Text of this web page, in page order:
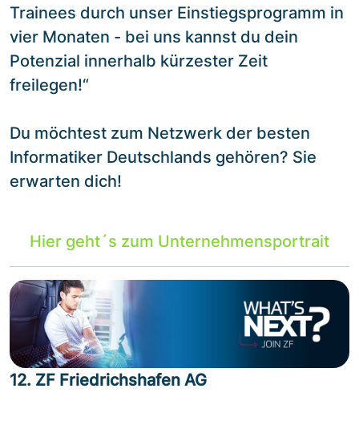
Trainees durch unser Einstiegsprogramm in
vier Monaten - bei uns kannst du dein
Potenzial innerhalb kürzester Zeit
freilegen!“
Du möchtest zum Netzwerk der besten
Informatiker Deutschlands gehören? Sie
erwarten dich!
Hier geht´s zum Unternehmensportrait
12. ZF Friedrichshafen AG